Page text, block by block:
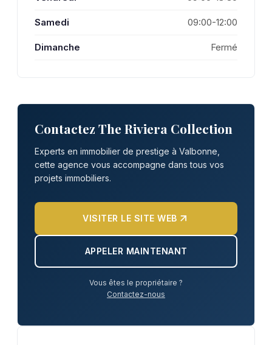
Samedi 09:00-12:00
Dimanche Fermé
Contactez The Riviera Collection
Experts en immobilier de prestige à Valbonne,
cette agence vous accompagne dans tous vos
projets immobiliers.
VISITER LE SITE WEB
APPELER MAINTENANT
Vous êtes le propriétaire ?
Contactez-nous